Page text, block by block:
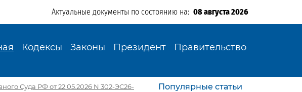
Актуальные документы по состоянию на: 08 августа 2026
Кодексы Законы Президент Правительство
Суда РФ от 22.05.2026 N 302-ЭС26-
Популярные статьи